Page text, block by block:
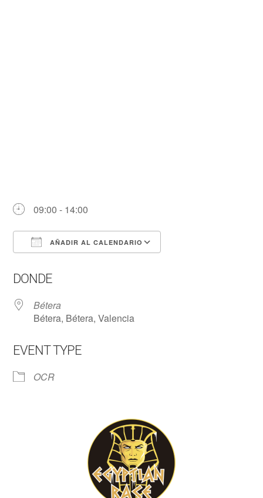
09:00 - 14:00
AÑADIR AL CALENDARIO
DONDE
Bétera
Bétera, Bétera, Valencia
EVENT TYPE
OCR